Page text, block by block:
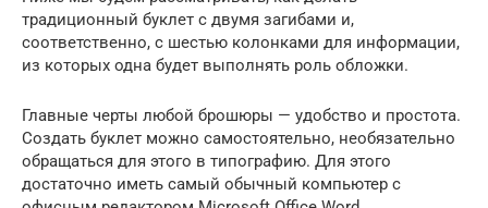
традиционный буклет с двумя загибами и,
соответственно, с шестью колонками для информации,
из которых одна будет выполнять роль обложки.
Главные черты любой брошюры — удобство и простота.
Создать буклет можно самостоятельно, необязательно
обращаться для этого в типографию. Для этого
достаточно иметь самый обычный компьютер с